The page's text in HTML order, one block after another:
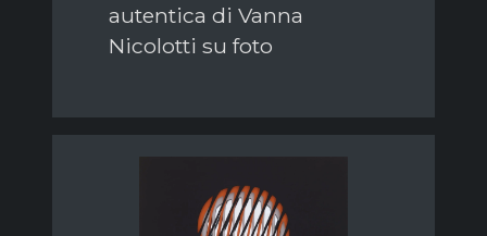
autentica di Vanna
Nicolotti su foto